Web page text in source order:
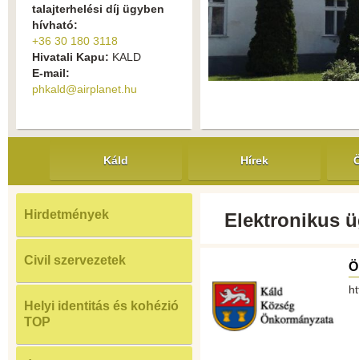
talajterhelési díj ügyben
hívható:
+36 30 180 3118
Hivatali Kapu: KALD
E-mail:
phkald@airplanet.hu
Káld Hírek
Hirdetmények
Civil szervezetek
Helyi identitás és kohézió
TOP
Elektronikus